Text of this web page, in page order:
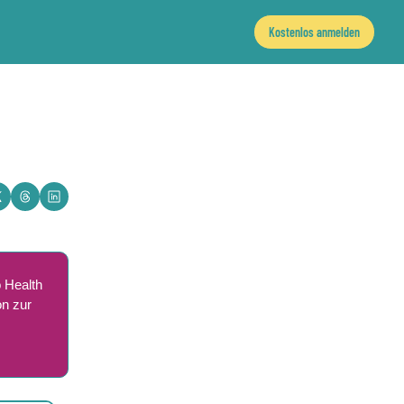
Kostenlos anmelden
Health
zur